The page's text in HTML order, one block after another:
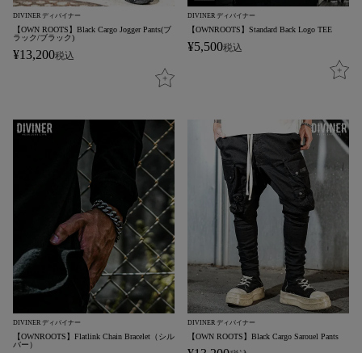
DIVINER ディバイナー
【OWN ROOTS】Black Cargo Jogger Pants(ブ
ラック/ブラック)
¥13,200税込
DIVINER ディバイナー
【OWNROOTS】Standard Back Logo TEE
¥5,500税込
DIVINER ディバイナー
【OWNROOTS】Flatlink Chain Bracelet（シル
バー）
DIVINER ディバイナー
【OWN ROOTS】Black Cargo Sarouel Pants